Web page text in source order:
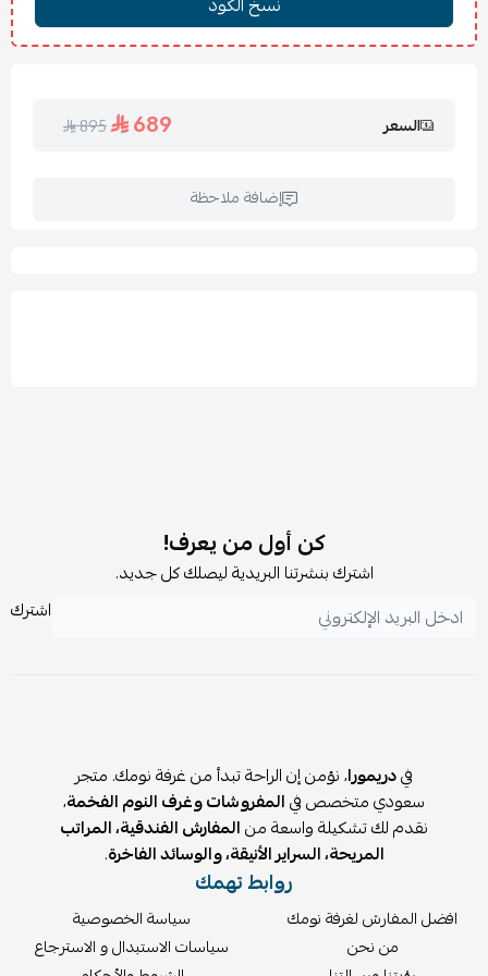
تصميم مودرن مبتكر
قاعدة قوية توفر ثباتًا ممتازًا
تصميم فقاعي مبتكر وغير تقليدي
راحة عالية بفضل التنجيد الكامل
خامات قوية تدوم لفترة طويلة
الحفاظ على السرير بعيدًا عن الرطوبة
الشحن والتركيب:
شحن بتغليف آمن ومحكم
يحتاج إلى تركيب (غير مشمول)
السعر 689
895
إضافة ملاحظة
كن أول من يعرف!
اشترك بنشرتنا البريدية ليصلك كل جديد.
اشترك
فيدريمورا، نؤمن إن الراحة تبدأ من غرفة نومك. متجر
سعودي متخصص فيالمفروشات وغرف النوم الفخمة،
نقدم لك تشكيلة واسعة منالمفارش الفندقية، المراتب
المريحة، السراير الأنيقة، والوسائد الفاخرة.
روابط تهمك
افضل المفارش لغرفة نومك
من نحن
سياسة الخصوصية
سياسات الاستبدال و الاسترجاع